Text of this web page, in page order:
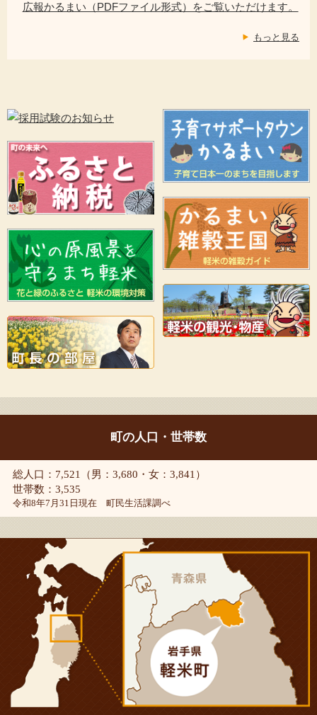
広報かるまい（PDFファイル形式）をご覧いただけます。
もっと見る
町の人口・世帯数
総人口：7,521（男：3,680・女：3,841）
世帯数：3,535
令和8年7月31日現在 町民生活課調べ